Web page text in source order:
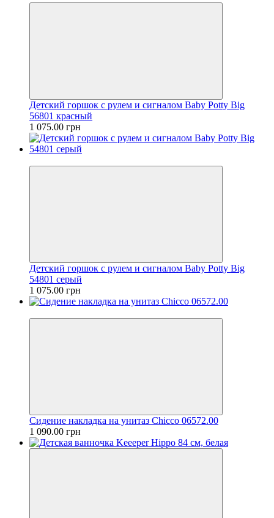
Детский горшок с рулем и сигналом Baby Potty Big
56801 красный
1 075.00 грн
Детский горшок с рулем и сигналом Baby Potty Big
54801 серый
1 075.00 грн
Сидение накладка на унитаз Chicco 06572.00
1 090.00 грн